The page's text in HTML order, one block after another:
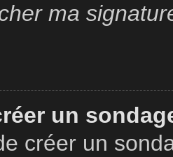
ma
un
créer un